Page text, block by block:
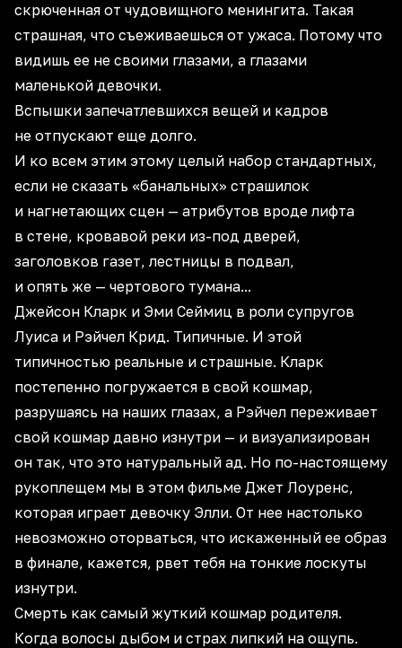
скрюченная от чудовищного менингита. Такая
страшная, что съеживаешься от ужаса. Потому что
видишь ее не своими глазами, а глазами
маленькой девочки.
Вспышки запечатлевшихся вещей и кадров
не отпускают еще долго.
И ко всем этим этому целый набор стандартных,
если не сказать «банальных» страшилок
и нагнетающих сцен — атрибутов вроде лифта
в стене, кровавой реки из-под дверей,
заголовков газет, лестницы в подвал,
и опять же — чертового тумана...
Джейсон Кларк и Эми Сеймиц в роли супругов
Луиса и Рэйчел Крид. Типичные. И этой
типичностью реальные и страшные. Кларк
постепенно погружается в свой кошмар,
разрушаясь на наших глазах, а Рэйчел переживает
свой кошмар давно изнутри — и визуализирован
он так, что это натуральный ад. Но по-настоящему
рукоплещем мы в этом фильме Джет Лоуренс,
которая играет девочку Элли. От нее настолько
невозможно оторваться, что искаженный ее образ
в финале, кажется, рвет тебя на тонкие лоскуты
изнутри.
Смерть как самый жуткий кошмар родителя.
Когда волосы дыбом и страх липкий на ощупь.